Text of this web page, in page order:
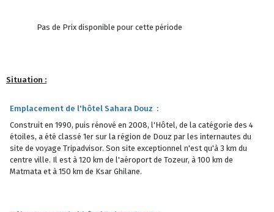
Pas de Prix disponible pour cette période
Situation :
Emplacement de l'hôtel Sahara Douz :
Construit en 1990, puis rénové en 2008, l'Hôtel, de la catégorie des 4
étoiles, a été classé 1er sur la région de Douz par les internautes du
site de voyage Tripadvisor. Son site exceptionnel n'est qu'à 3 km du
centre ville. Il est à 120 km de l'aéroport de Tozeur, à 100 km de
Matmata et à 150 km de Ksar Ghilane.